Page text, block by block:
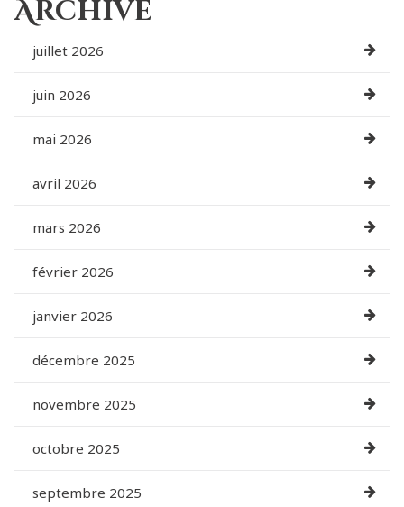
Archive
juillet 2026
juin 2026
mai 2026
avril 2026
mars 2026
février 2026
janvier 2026
décembre 2025
novembre 2025
octobre 2025
septembre 2025